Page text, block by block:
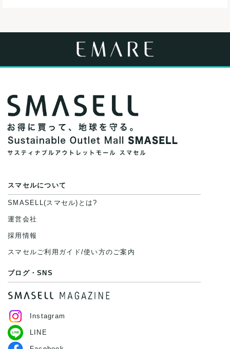
スマセルについて
SMASELL(スマセル)とは?
運営会社
採用情報
スマセルご利用ガイド/使い方のご案内
ブログ・SNS
Instagram
LINE